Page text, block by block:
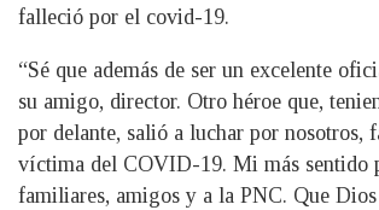
falleció por el covid-19.
“Sé que además de ser un excelente
su amigo, director. Otro héroe que,
por delante, salió a luchar por nosotros,
víctima del COVID-19. Mi más sentido
familiares, amigos y a la PNC. Que